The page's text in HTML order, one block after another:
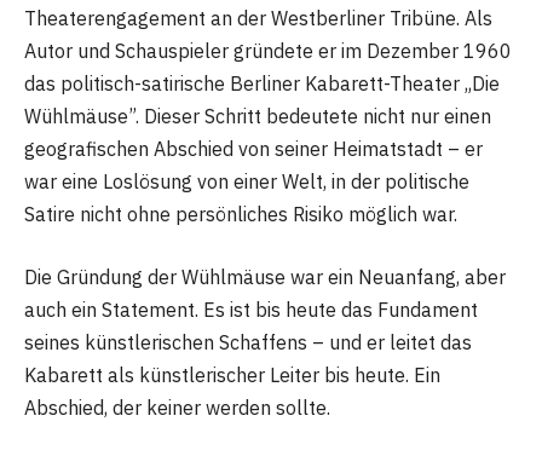
Theaterengagement an der Westberliner Tribüne. Als
Autor und Schauspieler gründete er im Dezember 1960
das politisch-satirische Berliner Kabarett-Theater „Die
Wühlmäuse”. Dieser Schritt bedeutete nicht nur einen
geografischen Abschied von seiner Heimatstadt – er
war eine Loslösung von einer Welt, in der politische
Satire nicht ohne persönliches Risiko möglich war.
Die Gründung der Wühlmäuse war ein Neuanfang, aber
auch ein Statement. Es ist bis heute das Fundament
seines künstlerischen Schaffens – und er leitet das
Kabarett als künstlerischer Leiter bis heute. Ein
Abschied, der keiner werden sollte.